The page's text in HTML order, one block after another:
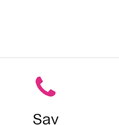
Sav